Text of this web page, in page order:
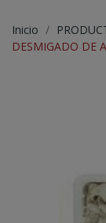
Inicio
DESMIGADO DE